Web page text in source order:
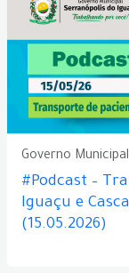
Governo Municipal
#Podcast –
Iguaçu e
(15.05.2026)